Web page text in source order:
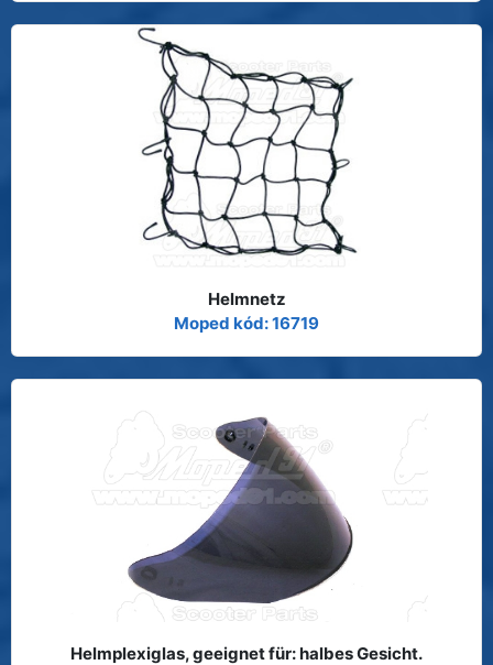
Helmnetz
Moped kód: 16719
Helmplexiglas, geeignet für: halbes Gesicht.